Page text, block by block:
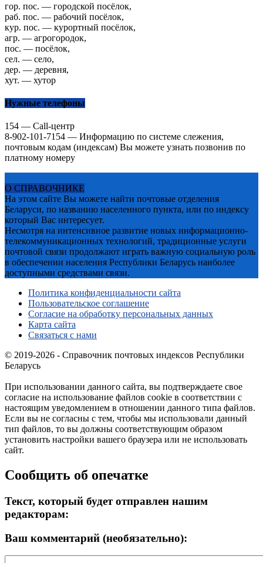
гор. пос. — городской посёлок,
раб. пос. — рабочий посёлок,
кур. пос. — курортный посёлок,
агр. — агрогородок,
пос. — посёлок,
сел. — село,
дер. — деревня,
хут. — хутор
Нужные телефоны
154 — Call-центр
8-902-101-7154 — Информацию по системе слежения,
почтовым кодам (индексам) Вы можете узнать позвонив по
платному номеру
О СПРАВОЧНИКЕ
На этом сайте Вы можете найти почтовые отделения
Беларуси, по названию населенного пункта, или по индексу
который Вас интересует.
Несмотря на интенсивное развитие новых информационно-
телекоммуникационных технологий, традиционные услуги
почтовой связи продолжают играть важную социальную роль
в обеспечении населения Республики Беларусь наиболее
доступными средствами связи.
Политика конфиденциальности сайта
Пользовательское соглашение
Согласие на обработку персональных данных
Карта сайта
Связаться с нами
© 2019-2026 - Справочник почтовых индексов Республики
Беларусь
При использовании данного сайта, вы подтверждаете свое
согласие на использование файлов cookie в соответствии с
настоящим уведомлением в отношении данного типа файлов.
Если вы не согласны с тем, чтобы мы использовали данный
тип файлов, то вы должны соответствующим образом
установить настройки вашего браузера или не использовать
сайт.
Сообщить об опечатке
Текст, который будет отправлен нашим
редакторам:
Ваш комментарий (необязательно):